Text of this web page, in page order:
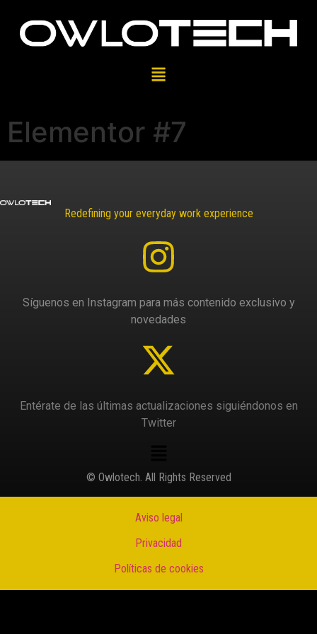
Elementor #7
Redefining your everyday work experience
Síguenos en Instagram para más contenido exclusivo y
novedades
Entérate de las últimas actualizaciones siguiéndonos en
Twitter
© Owlotech. All Rights Reserved
Aviso legal
Privacidad
Políticas de cookies